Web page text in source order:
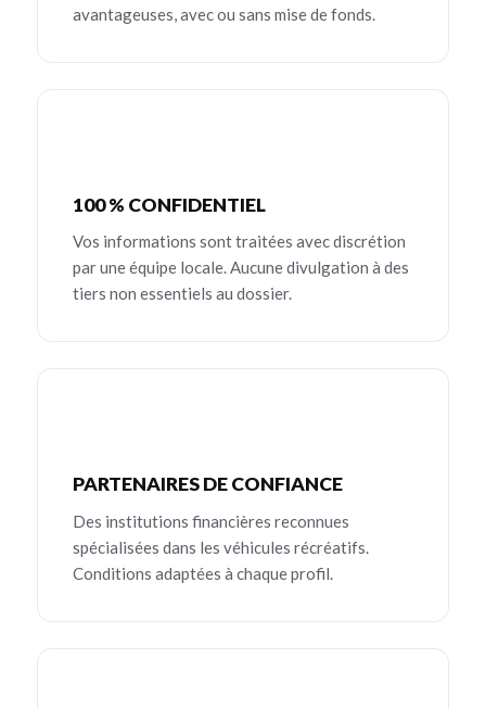
avantageuses, avec ou sans mise de fonds.
100 % CONFIDENTIEL
Vos informations sont traitées avec discrétion
par une équipe locale. Aucune divulgation à des
tiers non essentiels au dossier.
PARTENAIRES DE CONFIANCE
Des institutions financières reconnues
spécialisées dans les véhicules récréatifs.
Conditions adaptées à chaque profil.